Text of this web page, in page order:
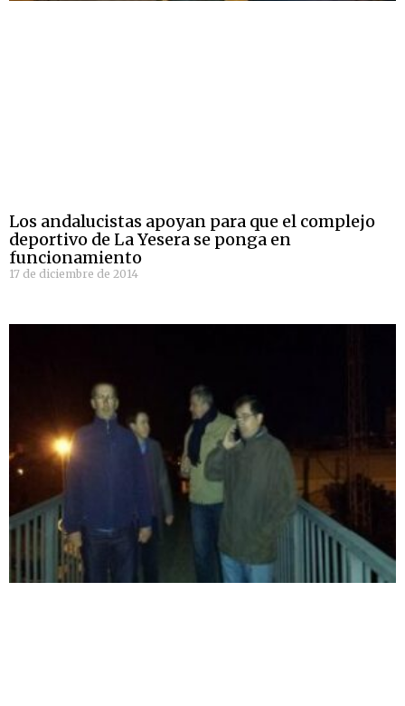
Los andalucistas apoyan para que el complejo
deportivo de La Yesera se ponga en
funcionamiento
17 de diciembre de 2014